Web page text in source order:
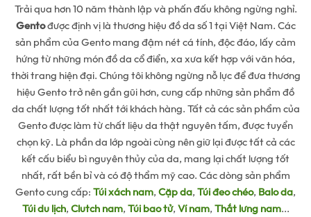
Trải qua hơn 10 năm thành lập và phấn đấu không ngừng nghỉ.
Gentođược định vị là thương hiệu đồ da số 1 tại Việt Nam. Các
sản phẩm của Gento mang đậm nét cá tính, độc đáo, lấy cảm
hứng từ những món đồ da cổ điển, xa xưa kết hợp với văn hóa,
thời trang hiện đại. Chúng tôi không ngừng nỗ lực để đưa thương
hiệu Gento trở nên gần gũi hơn, cung cấp những sản phẩm đồ
da chất lượng tốt nhất tới khách hàng. Tất cả các sản phẩm của
Gento được làm từ chất liệu da thật nguyên tấm, được tuyển
chọn kỹ. Là phần da lớp ngoài cùng nên giữ lại được tất cả các
kết cấu biểu bì nguyên thủy của da, mang lại chất lượng tốt
nhất, rất bền bỉ và có độ thẩm mỹ cao. Các dòng sản phẩm
Gento cung cấp:Túi xách nam,Cặp da,Túi đeo chéo, Balo da,
Túi du lịch,Clutch nam,Túi bao tử,Ví nam,Thắt lưng nam...